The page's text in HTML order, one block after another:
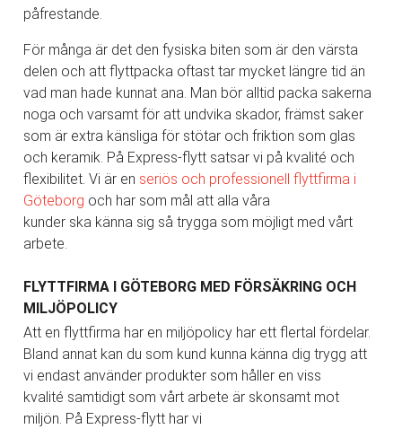
påfrestande.
För många är det den fysiska biten som är den värsta
delen och att flyttpacka oftast tar mycket längre tid än
vad man hade kunnat ana. Man bör alltid packa sakerna
noga och varsamt för att undvika skador, främst saker
som är extra känsliga för stötar och friktion som glas
och keramik. På Express-flytt satsar vi på kvalité och
flexibilitet. Vi är en seriös och professionell flyttfirma i
Göteborg och har som mål att alla våra
kunder ska känna sig så trygga som möjligt med vårt
arbete.
FLYTTFIRMA I GÖTEBORG MED FÖRSÄKRING OCH
MILJÖPOLICY
Att en flyttfirma har en miljöpolicy har ett flertal fördelar.
Bland annat kan du som kund kunna känna dig trygg att
vi endast använder produkter som håller en viss
kvalité samtidigt som vårt arbete är skonsamt mot
miljön. På Express-flytt har vi